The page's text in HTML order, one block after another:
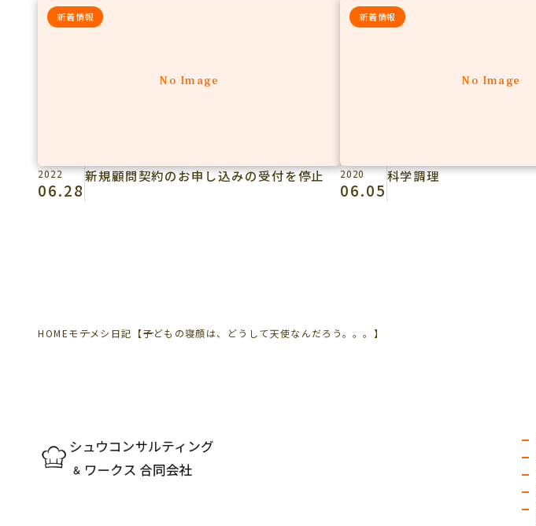
No Image
新着情報
2022
06.28
新規顧問契約のお申し込みの受付を停止
No Image
新着情報
2020
06.05
科学調理
HOMEモテメシ日記 【子どもの寝顔は、どうして天使なんだろう。。。】